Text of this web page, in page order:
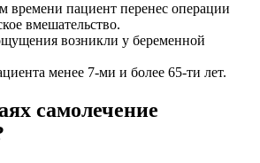
времени пациент перенес операции
вмешательство.
возникли у беременной
менее 7-ми и более 65-ти лет.
самолечение